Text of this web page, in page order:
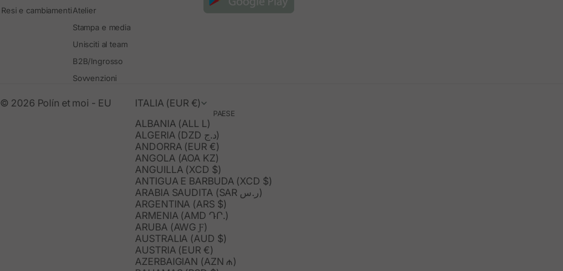
Resi e cambiamentiAtelier
Stampa e media
Unisciti al team
B2B/Ingrosso
Sovvenzioni
ITALIA (EUR €)
PAESE
ALBANIA (ALL L)
ALGERIA (DZD د.ج)
ANDORRA (EUR €)
ANGOLA (AOA KZ)
ANGUILLA (XCD $)
ANTIGUA E BARBUDA (XCD $)
ARABIA SAUDITA (SAR ر.س)
ARGENTINA (ARS $)
ARMENIA (AMD ԴՐ.)
ARUBA (AWG Ƒ)
AUSTRALIA (AUD $)
AUSTRIA (EUR €)
AZERBAIGIAN (AZN ₼)
© 2026 Polín et moi - EU